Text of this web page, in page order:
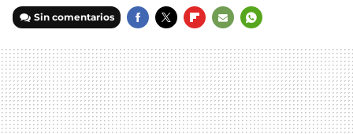
Sin comentarios
MAIL